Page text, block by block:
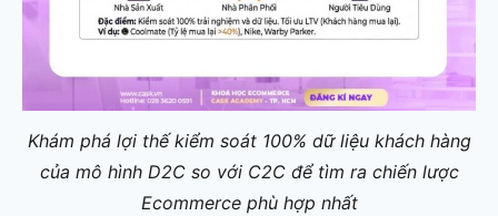
Khám phá lợi thế kiểm soát 100% dữ liệu khách hàng
của mô hình D2C so với C2C để tìm ra chiến lược
Ecommerce phù hợp nhất
Liên hệ CASK
Chat Zalo
Chat Facebook
Yêu cầu tư vấn